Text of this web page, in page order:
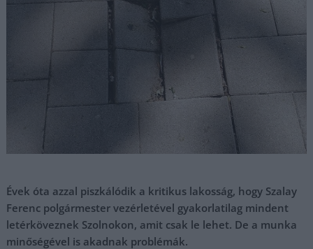
Évek óta azzal piszkálódik a kritikus lakosság, hogy Szalay
Ferenc polgármester vezérletével gyakorlatilag mindent
letérköveznek Szolnokon, amit csak le lehet. De a munka
minőségével is akadnak problémák.